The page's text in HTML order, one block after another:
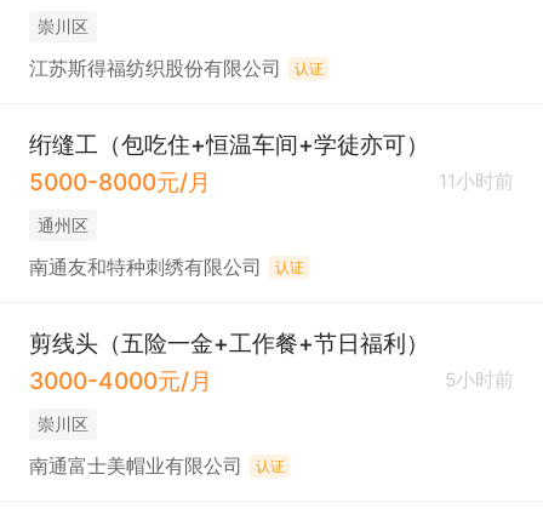
崇川区
江苏斯得福纺织股份有限公司 认证
绗缝工（包吃住+恒温车间+学徒亦可）
5000-8000元/月
11小时前
通州区
南通友和特种刺绣有限公司 认证
剪线头（五险一金+工作餐+节日福利）
3000-4000元/月
5小时前
崇川区
南通富士美帽业有限公司 认证